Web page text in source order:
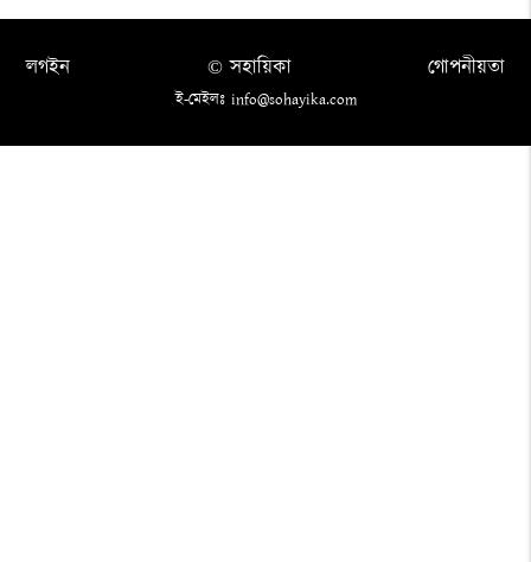
লগইন গোপনীয়তা
© সহায়িকা
ই-মেইলঃ info@sohayika.com